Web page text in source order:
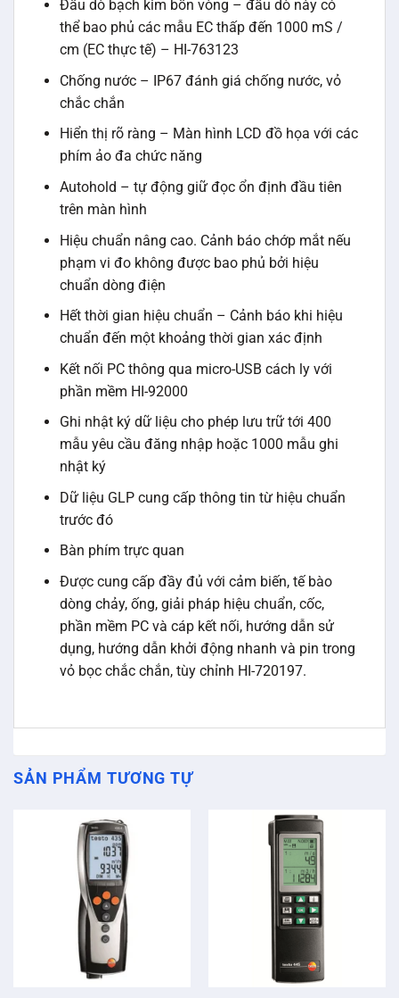
Đầu dò bạch kim bốn vòng – đầu dò này có
thể bao phủ các mẫu EC thấp đến 1000 mS /
cm (EC thực tế) – HI-763123
Chống nước – IP67 đánh giá chống nước, vỏ
chắc chắn
Hiển thị rõ ràng – Màn hình LCD đồ họa với các
phím ảo đa chức năng
Autohold – tự động giữ đọc ổn định đầu tiên
trên màn hình
Hiệu chuẩn nâng cao. Cảnh báo chớp mắt nếu
phạm vi đo không được bao phủ bởi hiệu
chuẩn dòng điện
Hết thời gian hiệu chuẩn – Cảnh báo khi hiệu
chuẩn đến một khoảng thời gian xác định
Kết nối PC thông qua micro-USB cách ly với
phần mềm HI-92000
Ghi nhật ký dữ liệu cho phép lưu trữ tới 400
mẫu yêu cầu đăng nhập hoặc 1000 mẫu ghi
nhật ký
Dữ liệu GLP cung cấp thông tin từ hiệu chuẩn
trước đó
Bàn phím trực quan
Được cung cấp đầy đủ với cảm biến, tế bào
dòng chảy, ống, giải pháp hiệu chuẩn, cốc,
phần mềm PC và cáp kết nối, hướng dẫn sử
dụng, hướng dẫn khởi động nhanh và pin trong
vỏ bọc chắc chắn, tùy chỉnh HI-720197.
SẢN PHẨM TƯƠNG TỰ